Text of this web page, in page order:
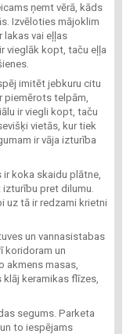
ņemt vērā, kāds
Izvēloties mājoklim
lakas vai eļļas
vieglāk kopt, taču eļļa
imitēt jebkuru citu
piemērots telpām,
ir viegli kopt, taču
vietās, kur tiek
ir vāja izturība
koka skaidu plātne,
pret dilumu.
uz tā ir redzami krietni
un vannasistabas
koridoram un
akmens masas,
klāj keramikas flīzes,
segums. Parketa
to iespējams